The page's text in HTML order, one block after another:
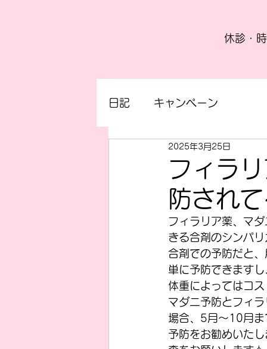
休診・
日記 キャンペーン
フィラ
防され
2025年3月25日
フィラリア薬、マ
きる合剤のシンパ
合剤での予防だと
単に予防できますし
体重によってはコ
マダニ予防とフィ
場合、5月〜10月ま
予防をお勧めいた